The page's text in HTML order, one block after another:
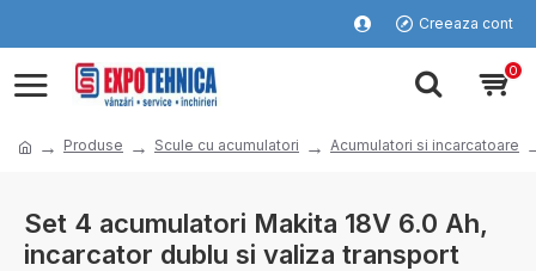
Creeaza cont
0
Produse Scule cu acumulatori Acumulatori si incarcatoare
Set 4 acumulatori Makita 18V 6.0 Ah,
incarcator dublu si valiza transport